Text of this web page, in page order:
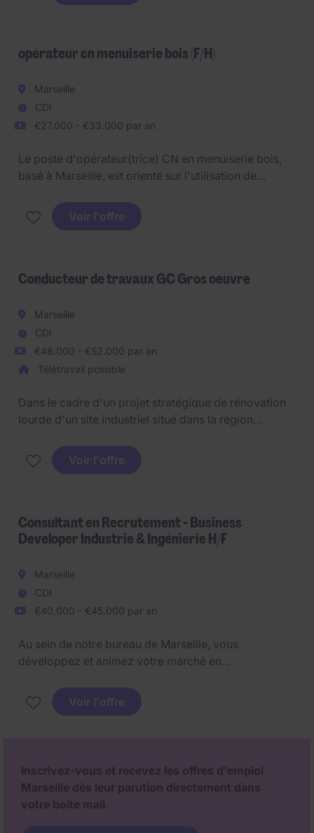
opérateur cn menuiserie bois (F/H)
Marseille
CDI
€27.000 - €33.000 par an
Le poste d'opérateur(trice) CN en menuiserie bois,
basé à Marseille, est orienté sur l'utilisation de
de produits en bois. Ce rôle exige des compétences
techniques précises dans le domaine de l'ingénierie
Voir l'offre
Conducteur de travaux GC Gros oeuvre
Marseille
CDI
€48.000 - €52.000 par an
Télétravail possible
Dans le cadre d'un projet stratégique de rénovation
lourde d'un site industriel situé dans la région
Conducteur(trice) de Travaux Principal(e) en Génie
Civil / Gros Œuvre.
Voir l'offre
Consultant en Recrutement - Business
Developer Industrie & Ingénierie H/F
Marseille
CDI
€40.000 - €45.000 par an
Au sein de notre bureau de Marseille, vous
développez et animez votre marché en
recrutements de cadres confirmés et cadres
dirigeants.
Voir l'offre
Inscrivez-vous et recevez les offres d'emploi
Marseille dès leur parution directement dans
votre boite mail.